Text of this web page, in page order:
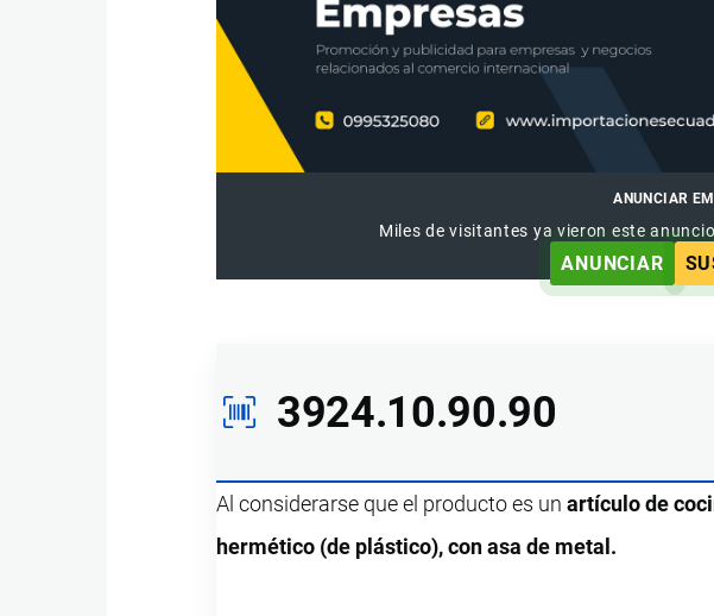
ANUNCIAR
Miles de visitantes ya vieron este
ANUNCIAR
3924.10.90.90
Al considerarse que el producto es unartículo de
hermético (de plástico), con asa de metal.